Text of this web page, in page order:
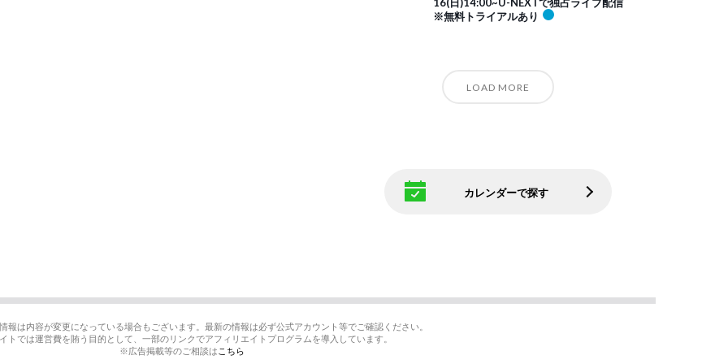
※無料トライアルあり
LOAD MORE
カレンダーで探す
報は内容が変更になっている場合もございます。最新の情報は必ず公式アカウント等でご確認ください。
トでは運営費を賄う目的として、一部のリンクでアフィリエイトプログラムを導入しています。
※広告掲載等のご相談は こちら